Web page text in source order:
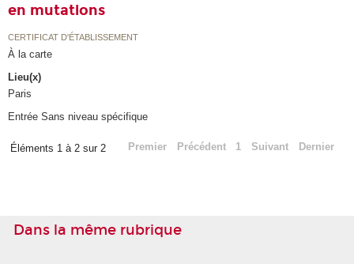
en mutations
CERTIFICAT D'ÉTABLISSEMENT
À la carte
Lieu(x)
Paris
Entrée Sans niveau spécifique
Éléments 1 à 2 sur 2 Premier Précédent 1 Suivant Dernier
Dans la même rubrique